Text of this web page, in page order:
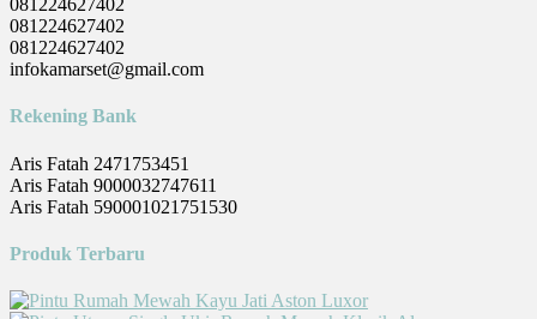
081224627402
081224627402
081224627402
infokamarset@gmail.com
Rekening Bank
Aris Fatah 2471753451
Aris Fatah 9000032747611
Aris Fatah 590001021751530
Produk Terbaru